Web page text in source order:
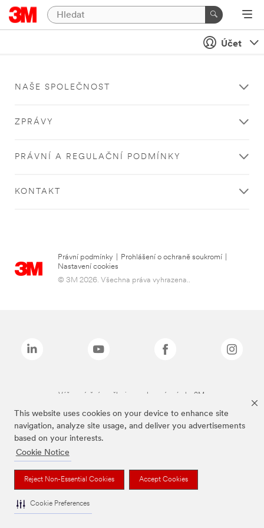
This website uses cookies on your device to enhance site
navigation, analyze site usage, and deliver you advertisements
based on your interests.
Cookie Notice
Reject Non-Essential Cookies Accept Cookies
Cookie Preferences
Účet
NAŠE SPOLEČNOST
ZPRÁVY
PRÁVNÍ A REGULAČNÍ PODMÍNKY
KONTAKT
Právní podmínky Prohlášení o ochraně soukromí
Nastavení cookies
© 3M 2026. Všechna práva vyhrazena..
Výše zmíněné značky jsou ochranné známky 3M.